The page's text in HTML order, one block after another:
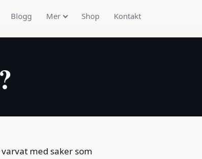
Blogg Mer Shop Kontakt
med saker som